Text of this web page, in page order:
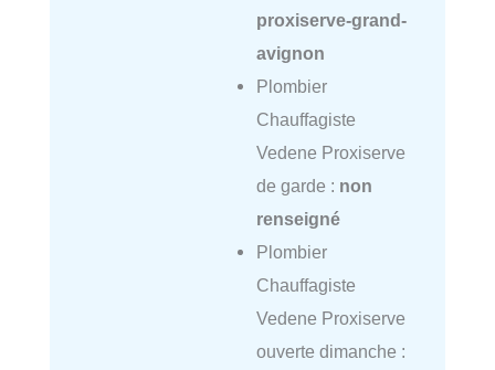
proxiserve-grand-
avignon
Plombier
Chauffagiste
Vedene Proxiserve
de garde : non
renseigné
Plombier
Chauffagiste
Vedene Proxiserve
ouverte dimanche :